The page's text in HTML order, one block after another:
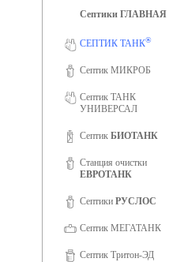
Сертификаты ISO 9001
Фотогалерея
Вакансии
Септики ГЛАВНАЯ
СЕПТИК ТАНК®
Септик МИКРОБ
Септик ТАНК
УНИВЕРСАЛ
Септик БИОТАНК
Станция очистки
ЕВРОТАНК
Септики РУСЛОС
Септик МЕГАТАНК
Септик Тритон-ЭД